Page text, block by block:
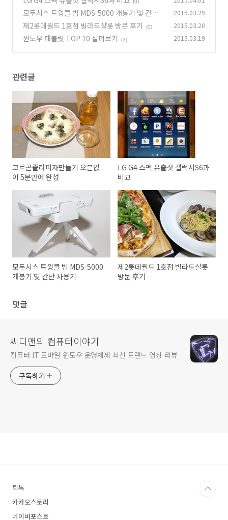
(0)
모두시스 트윙클 빔 MDS-5000 개봉기 및 간단
사용기
(1)
2015.03.29
제2롯데월드 1호점 빌라드샬롯 방문 후기 (0) 2015.03.20
윈도우 태블릿 TOP 10 살펴보기 (3) 2015.03.19
관련글
고르곤졸라피자만들기 오븐없
이 5분만에 완성
LG G4 스펙 유출샷 갤럭시S6과
비교
모두시스 트윙클 빔 MDS-5000
개봉기 및 간단 사용기
제2롯데월드 1호점 빌라드샬롯
방문 후기
댓글
씨디맨의 컴퓨터이야기
컴퓨터 IT 모바일 윈도우 운영체제 최신 트랜드 영상 리뷰
구독하기
틱톡
카카오스토리
네이버포스트